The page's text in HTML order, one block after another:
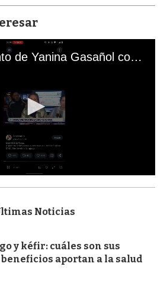
El mal momento de Yanina Gasañol con un hincha argentino en "Subrayado"
Noticias
y kéfir: cuáles son sus
aportan a la salud